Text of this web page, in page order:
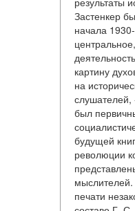
Застенкер
начала
картину
на
слушателей,
был
будущей
революции
мыслителей.
печати